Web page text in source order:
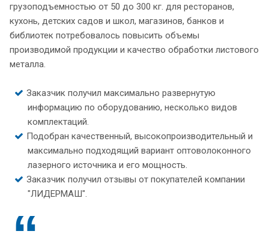
грузоподъемностью от 50 до 300 кг. для ресторанов,
кухонь, детских садов и школ, магазинов, банков и
библиотек потребовалось повысить объемы
производимой продукции и качество обработки листового
металла.
Заказчик получил максимально развернутую
информацию по оборудованию, несколько видов
комплектаций.
Подобран качественный, высокопроизводительный и
максимально подходящий вариант оптоволоконного
лазерного источника и его мощность.
Заказчик получил отзывы от покупателей компании
"ЛИДЕРМАШ".